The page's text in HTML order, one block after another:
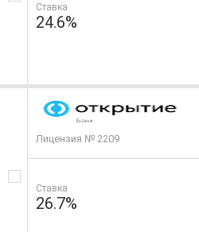
Ставка
24.6%
Лицензия № 2209
Ставка
26.7%